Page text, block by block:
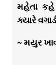
મહેતા કહે
ક્યારે
~ મયુર